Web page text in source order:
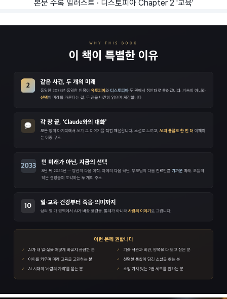
본문 수록 일러스트 · 디스토피아 Chapter 2 '교육'